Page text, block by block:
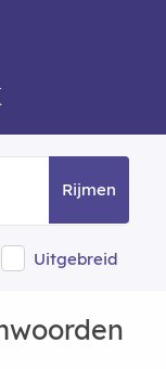
Rijmen
Uitgebreid